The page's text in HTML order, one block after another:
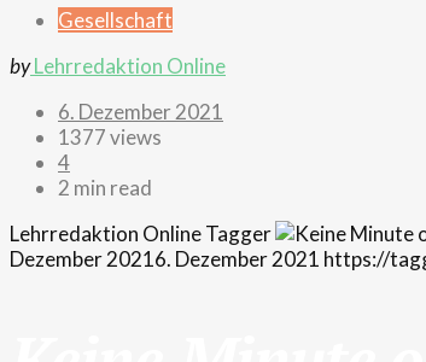
Gesellschaft
byLehrredaktion Online
6. Dezember 2021
1377 views
4
2 min read
Lehrredaktion OnlineTagger
Dezember 20216. Dezember 2021 https://